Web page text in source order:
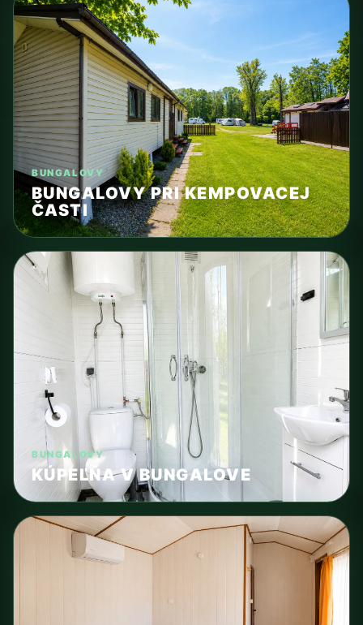
BUNGALOVY
BUNGALOVY PRI KEMPOVACEJ
ČASTI
BUNGALOVY
KÚPEĽŇA V BUNGALOVE